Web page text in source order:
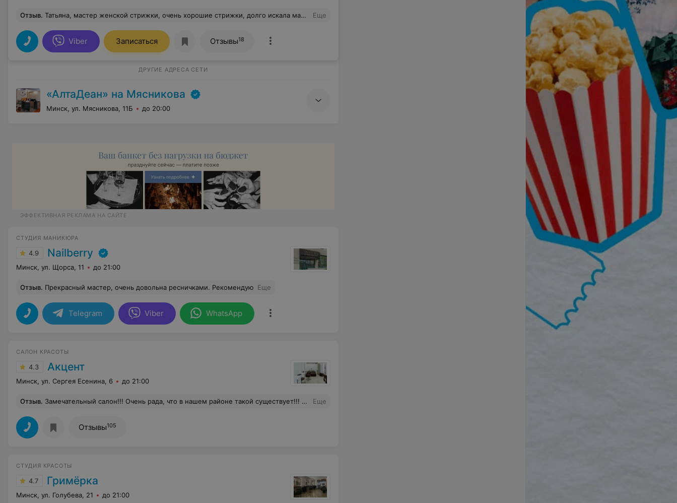
Отзыв. Татьяна, мастер женской стрижки, очень хорошие стрижки, долго искала мастера который сделает стрижку и ты будешь чувствовать себя индивидуальной. Татьяна хорошо видит клиента и может сделать ваш образ ярче и привлекательней. Еще
Viber Записаться Отзывы18
ДРУГИЕ АДРЕСА СЕТИ
«АлтаДеан» на Мясникова
Минск, ул. Мясникова, 11Б до 20:00
ЭФФЕКТИВНАЯ РЕКЛАМА НА САЙТЕ
СТУДИЯ МАНИКЮРА
4.9 Nailberry
Минск, ул. Щорса, 11 до 21:00
Отзыв. Прекрасный мастер, очень довольна ресничками. Рекомендую Еще
Telegram Viber WhatsApp
САЛОН КРАСОТЫ
4.3 Акцент
Минск, ул. Сергея Есенина, 6 до 21:00
Отзыв. Замечательный салон!!! Очень рада, что в нашем районе такой существует!!! Очень довольна совершенно всем, от разговора с администратором (если не ошибаюсь, Ириной) до обслуживания!!! Всё просто супер!!! Покрасили меня так, как я хотела, стрижку сделали идеальную, да ещё в процессе окрашивания и маникюр сделала (за полцены), чай, кофе, конфетки- всё к моим услугам!!! Молодцы, девочки!!! Дай вам Бог благодарных клиентов и сил дарить нам радость и красоту!!! Спасибо вам!!! Еще
Отзывы105
СТУДИЯ КРАСОТЫ
4.7 Гримёрка
Минск, ул. Голубева, 21 до 21:00